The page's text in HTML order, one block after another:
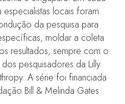
locais foram
da pesquisa para
moldar a coleta
resultados, sempre com o
pesquisadores da Lilly
A série foi financiada
Bill & Melinda Gates.